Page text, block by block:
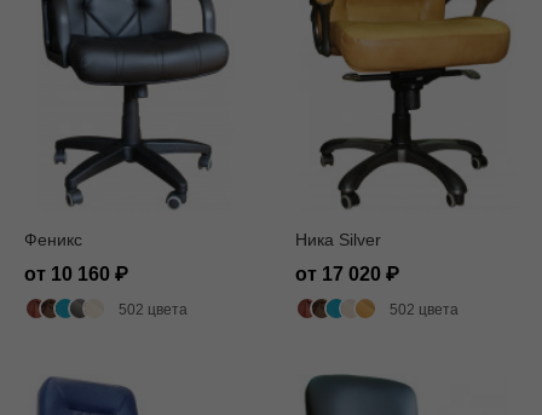
Феникс
от 10 160
502 цвета
Ника Silver
от 17 020
502 цвета